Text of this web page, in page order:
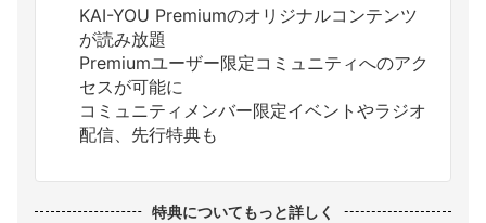
KAI-YOU Premiumのオリジナルコンテンツ
が読み放題
Premiumユーザー限定コミュニティへのアク
セスが可能に
コミュニティメンバー限定イベントやラジオ
配信、先行特典も
特典についてもっと詳しく